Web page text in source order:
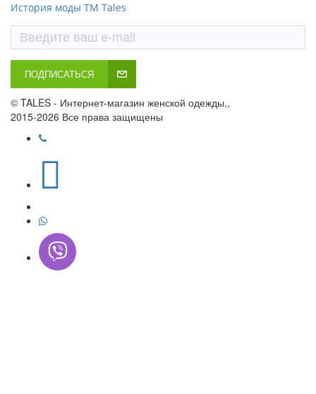
История моды ТМ Tales
ПОДПИСАТЬСЯ
© TALES - Интернет-магазин женской одежды,,
2015-2026 Все права защищены